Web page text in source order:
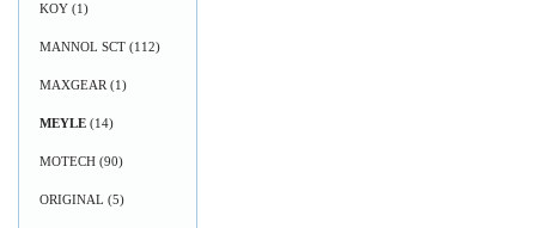
KOY (1)
MANNOL SCT (112)
MAXGEAR (1)
MEYLE (14)
MOTECH (90)
ORIGINAL (5)